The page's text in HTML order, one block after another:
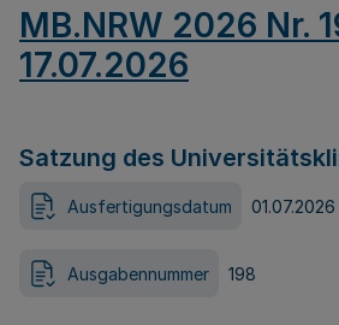
MB.NRW 2026 Nr.
17.07.2026
Satzung des
Ausfertigungsdatum 01.07.2026
Ausgabennummer 198